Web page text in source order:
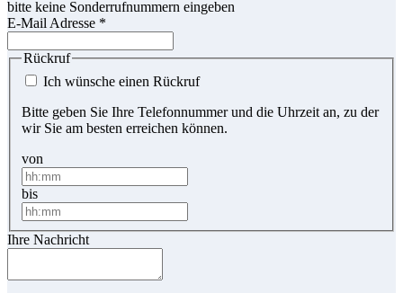
bitte keine Sonderrufnummern eingeben
E-Mail Adresse *
Rückruf
Ich wünsche einen Rückruf
Bitte geben Sie Ihre Telefonnummer und die Uhrzeit an, zu der
wir Sie am besten erreichen können.
von
bis
Ihre Nachricht